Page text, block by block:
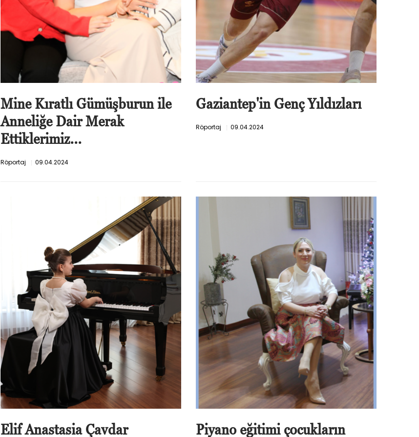
Mine Kıratlı Gümüşburun ile
Anneliğe Dair Merak
Ettiklerimiz...
Röportaj 09.04.2024
Gaziantep'in Genç Yıldızları
Röportaj 09.04.2024
Elif Anastasia Çavdar Piyano eğitimi çocukların